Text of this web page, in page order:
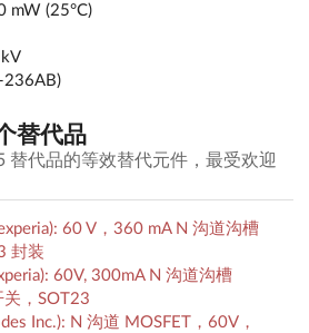
mW (25°C)
236AB)
替代品
替代品的等效替代元件，最受欢迎
60 V，360 mA N 沟道沟槽
封装
60V, 300mA N 沟道沟槽
关，SOT23
Inc.): N 沟道 MOSFET，60V，